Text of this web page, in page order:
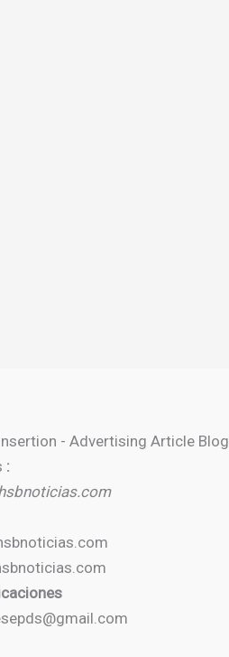
- Advertising Article Blog
: